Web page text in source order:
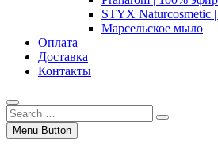
STYX Naturcosmetic
Марсельское мыло
Оплата
Доставка
Контакты
Menu Button